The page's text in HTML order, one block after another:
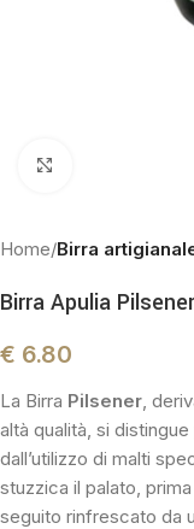
Home Birra
Birra Apulia Pilsener
€ 6.80
La Birra Pilsener ,
altà qualità, si
dall’utilizzo di malti
stuzzica il palato,
seguito rinfrescato da